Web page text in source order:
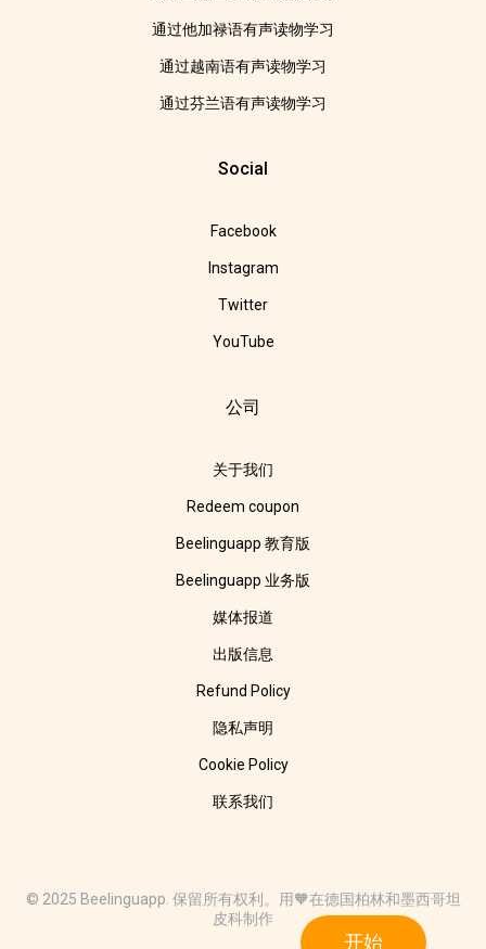
开始
通过他加禄语有声读物学习
通过越南语有声读物学习
通过芬兰语有声读物学习
Social
Facebook
Instagram
Twitter
YouTube
公司
关于我们
Redeem coupon
Beelinguapp 教育版
Beelinguapp 业务版
媒体报道
出版信息
Refund Policy
隐私声明
Cookie Policy
联系我们
© 2025 Beelinguapp. 保留所有权利。用🧡在德国柏林和墨西哥坦
皮科制作